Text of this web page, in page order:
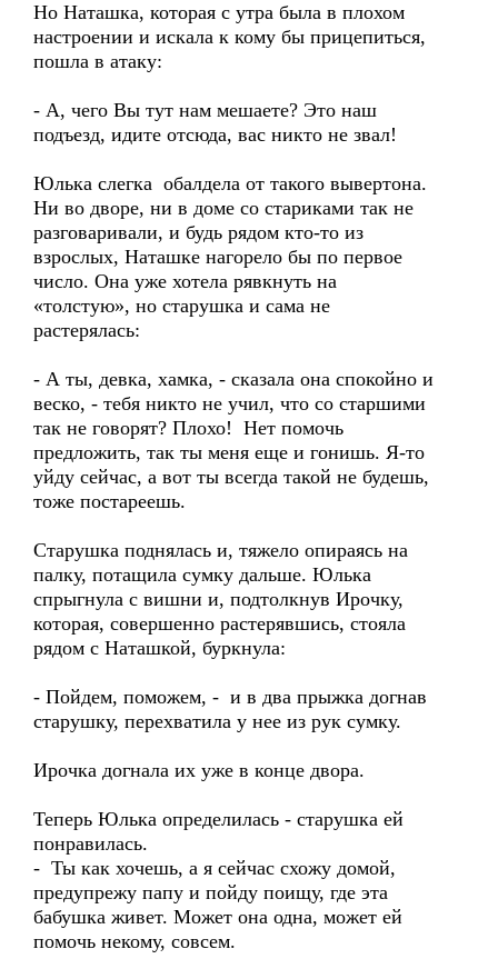
Но Наташка, которая с утра была в плохом
настроении и искала к кому бы прицепиться,
пошла в атаку:
- А, чего Вы тут нам мешаете? Это наш
подъезд, идите отсюда, вас никто не звал!
Юлька слегка обалдела от такого вывертона.
Ни во дворе, ни в доме со стариками так не
разговаривали, и будь рядом кто-то из
взрослых, Наташке нагорело бы по первое
число. Она уже хотела рявкнуть на
«толстую», но старушка и сама не
растерялась:
- А ты, девка, хамка, - сказала она спокойно и
веско, - тебя никто не учил, что со старшими
так не говорят? Плохо! Нет помочь
предложить, так ты меня еще и гонишь. Я-то
уйду сейчас, а вот ты всегда такой не будешь,
тоже постареешь.
Старушка поднялась и, тяжело опираясь на
палку, потащила сумку дальше. Юлька
спрыгнула с вишни и, подтолкнув Ирочку,
которая, совершенно растерявшись, стояла
рядом с Наташкой, буркнула:
- Пойдем, поможем, - и в два прыжка догнав
старушку, перехватила у нее из рук сумку.
Ирочка догнала их уже в конце двора.
Теперь Юлька определилась - старушка ей
понравилась.
- Ты как хочешь, а я сейчас схожу домой,
предупрежу папу и пойду поищу, где эта
бабушка живет. Может она одна, может ей
помочь некому, совсем.